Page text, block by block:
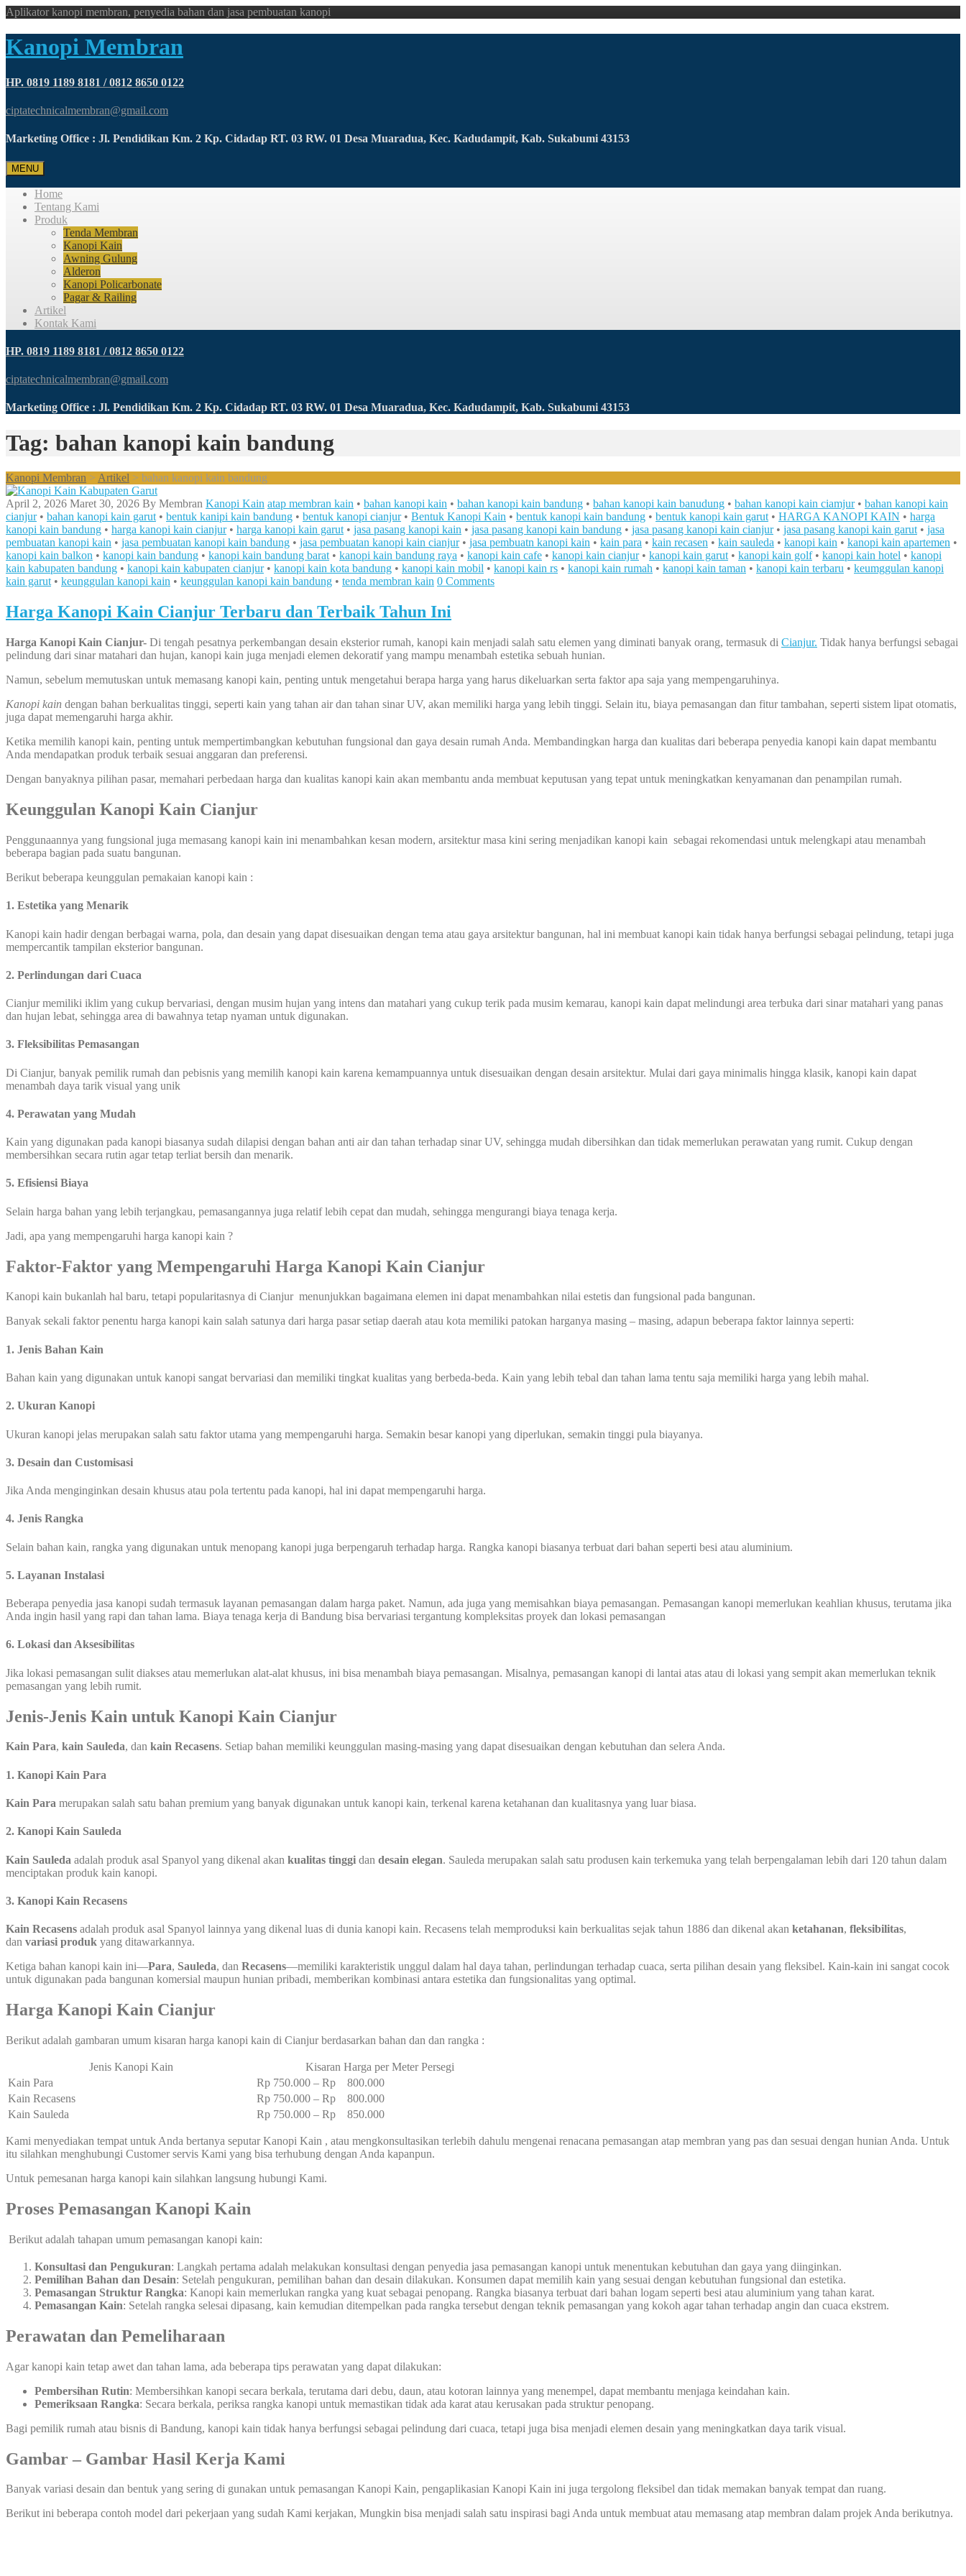
Aplikator kanopi membran, penyedia bahan dan jasa pembuatan kanopi
Kanopi Membran
HP. 0819 1189 8181 / 0812 8650 0122
ciptatechnicalmembran@gmail.com
Marketing Office : Jl. Pendidikan Km. 2 Kp. Cidadap RT. 03 RW. 01 Desa Muaradua, Kec. Kadudampit, Kab. Sukabumi 43153
MENU
Home
Tentang Kami
Produk
Tenda Membran
Kanopi Kain
Awning Gulung
Alderon
Kanopi Policarbonate
Pagar & Railing
Artikel
Kontak Kami
HP. 0819 1189 8181 / 0812 8650 0122
ciptatechnicalmembran@gmail.com
Marketing Office : Jl. Pendidikan Km. 2 Kp. Cidadap RT. 03 RW. 01 Desa Muaradua, Kec. Kadudampit, Kab. Sukabumi 43153
Tag: bahan kanopi kain bandung
Kanopi Membran > Artikel > bahan kanopi kain bandung
April 2, 2026 Maret 30, 2026 By Membran Kanopi Kain atap membran kain • bahan kanopi kain • bahan kanopi kain bandung • bahan kanopi kain banudung • bahan kanopi kain ciamjur• bahan kanopi kain
cianjur• bahan kanopi kain garut • bentuk kanipi kain bandung • bentuk kanopi cianjur• Bentuk Kanopi Kain • bentuk kanopi kain bandung • bentuk kanopi kain garut • HARGA KANOPI KAIN • harga
kanopi kain bandung • harga kanopi kain cianjur• harga kanopi kain garut • jasa pasang kanopi kain • jasa pasang kanopi kain bandung • jasa pasang kanopi kain cianjur• jasa pasang kanopi kain garut • jasa
pembuatan kanopi kain • jasa pembuatan kanopi kain bandung • jasa pembuatan kanopi kain cianjur• jasa pembuatn kanopi kain • kain para • kain recasen • kain sauleda • kanopi kain • kanopi kain apartemen •
kanopi kain balkon • kanopi kain bandung • kanopi kain bandung barat • kanopi kain bandung raya • kanopi kain cafe • kanopi kain cianjur• kanopi kain garut • kanopi kain golf• kanopi kain hotel • kanopi
kain kabupaten bandung • kanopi kain kabupaten cianjur• kanopi kain kota bandung • kanopi kain mobil • kanopi kain rs • kanopi kain rumah • kanopi kain taman • kanopi kain terbaru • keumggulan kanopi
kain garut • keunggulan kanopi kain • keunggulan kanopi kain bandung • tenda membran kain 0 Comments
Harga Kanopi Kain Cianjur Terbaru dan Terbaik Tahun Ini
Harga Kanopi Kain Cianjur- Di tengah pesatnya perkembangan desain eksterior rumah, kanopi kain menjadi salah satu elemen yang diminati banyak orang, termasuk di Cianjur. Tidak hanya berfungsi sebagai
pelindung dari sinar matahari dan hujan, kanopi kain juga menjadi elemen dekoratif yang mampu menambah estetika sebuah hunian.
Namun, sebelum memutuskan untuk memasang kanopi kain, penting untuk mengetahui berapa harga yang harus dikeluarkan serta faktor apa saja yang mempengaruhinya.
Kanopi kain dengan bahan berkualitas tinggi, seperti kain yang tahan air dan tahan sinar UV, akan memiliki harga yang lebih tinggi. Selain itu, biaya pemasangan dan fitur tambahan, seperti sistem lipat otomatis,
juga dapat memengaruhi harga akhir.
Ketika memilih kanopi kain, penting untuk mempertimbangkan kebutuhan fungsional dan gaya desain rumah Anda. Membandingkan harga dan kualitas dari beberapa penyedia kanopi kain dapat membantu
Anda mendapatkan produk terbaik sesuai anggaran dan preferensi.
Dengan banyaknya pilihan pasar, memahari perbedaan harga dan kualitas kanopi kain akan membantu anda membuat keputusan yang tepat untuk meningkatkan kenyamanan dan penampilan rumah.
Keunggulan Kanopi Kain Cianjur
Penggunaannya yang fungsional juga memasang kanopi kain ini menambahkan kesan modern, arsitektur masa kini sering menjadikan kanopi kain sebagai rekomendasi untuk melengkapi atau menambah
beberapa bagian pada suatu bangunan.
Berikut beberapa keunggulan pemakaian kanopi kain :
1. Estetika yang Menarik
Kanopi kain hadir dengan berbagai warna, pola, dan desain yang dapat disesuaikan dengan tema atau gaya arsitektur bangunan, hal ini membuat kanopi kain tidak hanya berfungsi sebagai pelindung, tetapi juga
mempercantik tampilan eksterior bangunan.
2. Perlindungan dari Cuaca
Cianjur memiliki iklim yang cukup bervariasi, dengan musim hujan yang intens dan matahari yang cukup terik pada musim kemarau, kanopi kain dapat melindungi area terbuka dari sinar matahari yang panas
dan hujan lebat, sehingga area di bawahnya tetap nyaman untuk digunakan.
3. Fleksibilitas Pemasangan
Di Cianjur, banyak pemilik rumah dan pebisnis yang memilih kanopi kain karena kemampuannya untuk disesuaikan dengan desain arsitektur. Mulai dari gaya minimalis hingga klasik, kanopi kain dapat
menambah daya tarik visual yang unik
4. Perawatan yang Mudah
Kain yang digunakan pada kanopi biasanya sudah dilapisi dengan bahan anti air dan tahan terhadap sinar UV, sehingga mudah dibersihkan dan tidak memerlukan perawatan yang rumit. Cukup dengan
membersihkan secara rutin agar tetap terliat bersih dan menarik.
5. Efisiensi Biaya
Selain harga bahan yang lebih terjangkau, pemasangannya juga relatif lebih cepat dan mudah, sehingga mengurangi biaya tenaga kerja.
Jadi, apa yang mempengaruhi harga kanopi kain ?
Faktor-Faktor yang Mempengaruhi Harga Kanopi Kain Cianjur
Kanopi kain bukanlah hal baru, tetapi popularitasnya di Cianjur menunjukkan bagaimana elemen ini dapat menambahkan nilai estetis dan fungsional pada bangunan.
Banyak sekali faktor penentu harga kanopi kain salah satunya dari harga pasar setiap daerah atau kota memiliki patokan harganya masing – masing, adapun beberapa faktor lainnya seperti:
1. Jenis Bahan Kain
Bahan kain yang digunakan untuk kanopi sangat bervariasi dan memiliki tingkat kualitas yang berbeda-beda. Kain yang lebih tebal dan tahan lama tentu saja memiliki harga yang lebih mahal.
2. Ukuran Kanopi
Ukuran kanopi jelas merupakan salah satu faktor utama yang mempengaruhi harga. Semakin besar kanopi yang diperlukan, semakin tinggi pula biayanya.
3. Desain dan Customisasi
Jika Anda menginginkan desain khusus atau pola tertentu pada kanopi, hal ini dapat mempengaruhi harga.
4. Jenis Rangka
Selain bahan kain, rangka yang digunakan untuk menopang kanopi juga berpengaruh terhadap harga. Rangka kanopi biasanya terbuat dari bahan seperti besi atau aluminium.
5. Layanan Instalasi
Beberapa penyedia jasa kanopi sudah termasuk layanan pemasangan dalam harga paket. Namun, ada juga yang memisahkan biaya pemasangan. Pemasangan kanopi memerlukan keahlian khusus, terutama jika
Anda ingin hasil yang rapi dan tahan lama. Biaya tenaga kerja di Bandung bisa bervariasi tergantung kompleksitas proyek dan lokasi pemasangan
6. Lokasi dan Aksesibilitas
Jika lokasi pemasangan sulit diakses atau memerlukan alat-alat khusus, ini bisa menambah biaya pemasangan. Misalnya, pemasangan kanopi di lantai atas atau di lokasi yang sempit akan memerlukan teknik
pemasangan yang lebih rumit.
Jenis-Jenis Kain untuk Kanopi Kain Cianjur
Kain Para, kain Sauleda, dan kain Recasens. Setiap bahan memiliki keunggulan masing-masing yang dapat disesuaikan dengan kebutuhan dan selera Anda.
1. Kanopi Kain Para
Kain Para merupakan salah satu bahan premium yang banyak digunakan untuk kanopi kain, terkenal karena ketahanan dan kualitasnya yang luar biasa.
2. Kanopi Kain Sauleda
Kain Sauleda adalah produk asal Spanyol yang dikenal akan kualitas tinggi dan desain elegan. Sauleda merupakan salah satu produsen kain terkemuka yang telah berpengalaman lebih dari 120 tahun dalam
menciptakan produk kain kanopi.
3. Kanopi Kain Recasens
Kain Recasens adalah produk asal Spanyol lainnya yang dikenal luas di dunia kanopi kain. Recasens telah memproduksi kain berkualitas sejak tahun 1886 dan dikenal akan ketahanan, fleksibilitas,
dan variasi produk yang ditawarkannya.
Ketiga bahan kanopi kain ini—Para, Sauleda, dan Recasens—memiliki karakteristik unggul dalam hal daya tahan, perlindungan terhadap cuaca, serta pilihan desain yang fleksibel. Kain-kain ini sangat cocok
untuk digunakan pada bangunan komersial maupun hunian pribadi, memberikan kombinasi antara estetika dan fungsionalitas yang optimal.
Harga Kanopi Kain Cianjur
Berikut adalah gambaran umum kisaran harga kanopi kain di Cianjur berdasarkan bahan dan dan rangka :
Jenis Kanopi Kain
Kisaran Harga per Meter Persegi
Kain Para
Rp 750.000 – Rp 800.000
Kain Recasens
Rp 750.000 – Rp 800.000
Kain Sauleda
Rp 750.000 – Rp 850.000
Kami menyediakan tempat untuk Anda bertanya seputar Kanopi Kain , atau mengkonsultasikan terlebih dahulu mengenai renacana pemasangan atap membran yang pas dan sesuai dengan hunian Anda. Untuk
itu silahkan menghubungi Customer servis Kami yang bisa terhubung dengan Anda kapanpun.
Untuk pemesanan harga kanopi kain silahkan langsung hubungi Kami.
Proses Pemasangan Kanopi Kain
Berikut adalah tahapan umum pemasangan kanopi kain:
Konsultasi dan Pengukuran: Langkah pertama adalah melakukan konsultasi dengan penyedia jasa pemasangan kanopi untuk menentukan kebutuhan dan gaya yang diinginkan.
Pemilihan Bahan dan Desain: Setelah pengukuran, pemilihan bahan dan desain dilakukan. Konsumen dapat memilih kain yang sesuai dengan kebutuhan fungsional dan estetika.
Pemasangan Struktur Rangka: Kanopi kain memerlukan rangka yang kuat sebagai penopang. Rangka biasanya terbuat dari bahan logam seperti besi atau aluminium yang tahan karat.
Pemasangan Kain: Setelah rangka selesai dipasang, kain kemudian ditempelkan pada rangka tersebut dengan teknik pemasangan yang kokoh agar tahan terhadap angin dan cuaca ekstrem.
Perawatan dan Pemeliharaan
Agar kanopi kain tetap awet dan tahan lama, ada beberapa tips perawatan yang dapat dilakukan:
Pembersihan Rutin: Membersihkan kanopi secara berkala, terutama dari debu, daun, atau kotoran lainnya yang menempel, dapat membantu menjaga keindahan kain.
Pemeriksaan Rangka: Secara berkala, periksa rangka kanopi untuk memastikan tidak ada karat atau kerusakan pada struktur penopang.
Bagi pemilik rumah atau bisnis di Bandung, kanopi kain tidak hanya berfungsi sebagai pelindung dari cuaca, tetapi juga bisa menjadi elemen desain yang meningkatkan daya tarik visual.
Gambar – Gambar Hasil Kerja Kami
Banyak variasi desain dan bentuk yang sering di gunakan untuk pemasangan Kanopi Kain, pengaplikasian Kanopi Kain ini juga tergolong fleksibel dan tidak memakan banyak tempat dan ruang.
Berikut ini beberapa contoh model dari pekerjaan yang sudah Kami kerjakan, Mungkin bisa menjadi salah satu inspirasi bagi Anda untuk membuat atau memasang atap membran dalam projek Anda berikutnya.